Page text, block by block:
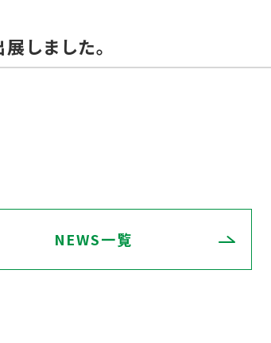
ました。
NEWS一覧